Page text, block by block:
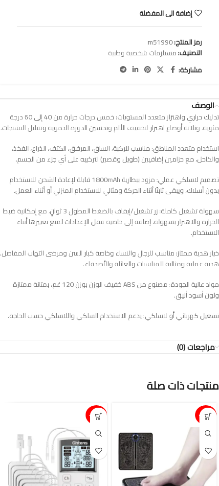
إضافة الى المفضلة
رمز المنتج:m51990
التصنيف:مستلزمات شخصية وطبية
مشاركة:
الوصف
تدليك حراري واهتزاز متعدد المستويات: خمس درجات حرارة من 40 إلى 60 درجة
مئوية، وثلاثة أوضاع اهتزاز لتخفيف الألم وتحسين الدورة الدموية وتقليل التشنجات.
استخدام متعدد المناطق: مناسب للركبة، الساق، المرفق، الكتف، الذراع، الفخذ،
والكاحل، مع حزامين إضافيين (طويل وقصير) لتركيبه على أي جزء من الجسم.
تصميم لاسلكي عملي: مزود ببطارية 1800mAh قابلة لإعادة الشحن للاستخدام
بدون أسلاك، ويبقى ثابتًا أثناء الحركة ومثالي للاستخدام المنزلي أو أثناء العمل.
سهولة تشغيل كاملة: زر تشغيل/إيقاف بالضغط المطول 3 ثوانٍ، مع إمكانية ضبط
الحرارة والاهتزاز بسهولة، إضافة إلى خاصية قفل الإعدادات لمنع تغييرها أثناء
الاستخدام.
خيار هدية ممتاز: مناسب للرجال والنساء وخاصة كبار السن ومرضى التهاب المفاصل.
هدية عملية ومثالية للمناسبات والعائلة والأصدقاء.
مواد عالية الجودة: مصنوع من ABS خفيف الوزن بوزن 120 غم، بمتانة ممتازة
ولون أسود أنيق.
تشغيل كهربائي أو لاسلكي: يدعم الاستخدام السلكي واللاسلكي حسب الحاجة.
مراجعات (0)
منتجات ذات صلة
15%-
15%-